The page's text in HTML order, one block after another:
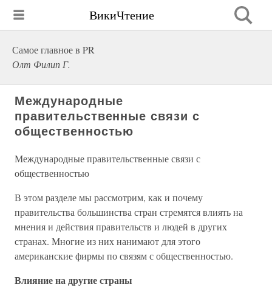
ВикиЧтение
Самое главное в PR
Олт Филип Г.
Международные
правительственные связи с
общественностью
Международные правительственные связи с
общественностью
В этом разделе мы рассмотрим, как и почему
правительства большинства стран стремятся влиять на
мнения и действия правительств и людей в других
странах. Многие из них нанимают для этого
американские фирмы по связям с общественностью.
Влияние на другие страны